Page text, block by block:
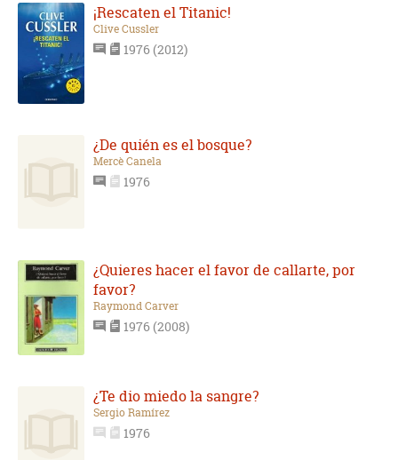
¡Rescaten el Titanic!
Clive Cussler
1976 (2012)
¿De quién es el bosque?
Mercè Canela
1976
¿Quieres hacer el favor de callarte, por
favor?
Raymond Carver
1976 (2008)
¿Te dio miedo la sangre?
Sergio Ramírez
1976